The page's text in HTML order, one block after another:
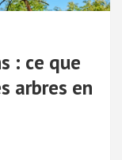
: ce que
arbres en